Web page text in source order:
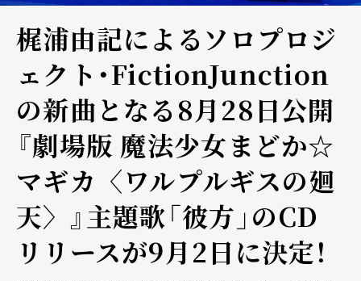
梶浦由記によるソロプロジ
ェクト・FictionJunction
の新曲となる8月28日公開
『劇場版 魔法少女まどか☆
マギカ〈ワルプルギスの廻
天〉』主題歌「彼方」のCD
リリースが9月2日に決定！